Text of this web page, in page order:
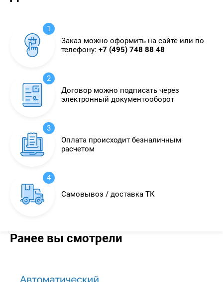
1
Заказ можно оформить на сайте или по
телефону: +7 (495) 748 88 48
2
Договор можно подписать через
электронный документооборот
3
Оплата происходит безналичным
расчетом
4
Самовывоз / доставка ТК
Ранее вы смотрели